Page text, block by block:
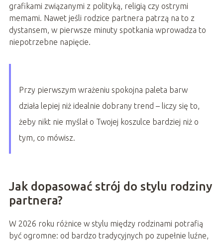
grafikami związanymi z polityką, religią czy ostrymi
memami. Nawet jeśli rodzice partnera patrzą na to z
dystansem, w pierwsze minuty spotkania wprowadza to
niepotrzebne napięcie.
Przy pierwszym wrażeniu spokojna paleta barw
działa lepiej niż idealnie dobrany trend – liczy się to,
żeby nikt nie myślał o Twojej koszulce bardziej niż o
tym, co mówisz.
Jak dopasować strój do stylu rodziny
partnera?
W 2026 roku różnice w stylu między rodzinami potrafią
być ogromne: od bardzo tradycyjnych po zupełnie luźne,